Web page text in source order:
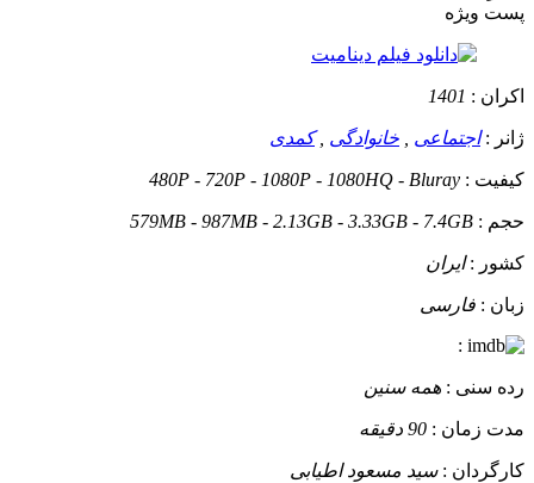
پست ويژه
اکران : 1401
ژانر :اجتماعی خانوادگی ,کمدی
کیفیت : 480P - 720P - 1080P - 1080HQ - Bluray
حجم : 579MB - 987MB - 2.13GB - 3.33GB - 7.4GB
کشور :ایران
زبان : فارسی
:
رده سنی : همه سنین
مدت زمان : 90 دقیقه
کارگردان :سید مسعود اطیابی